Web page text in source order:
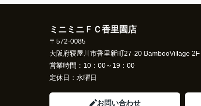
ミニミニＦＣ香里園店
〒572-0085
大阪府寝屋川市香里新町27-20 BambooVillage 2F
営業時間： 10：00～19：00
定休日： 水曜日
お問い合わせ